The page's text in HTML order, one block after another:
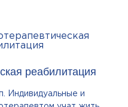
реабилитация
Индивидуальные и